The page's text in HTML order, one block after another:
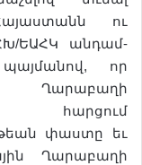
ու
ԵԱՀԿ անդամ-
որ
Ղարաբաղի
հարցում
փաստը եւ
Ղարաբաղի